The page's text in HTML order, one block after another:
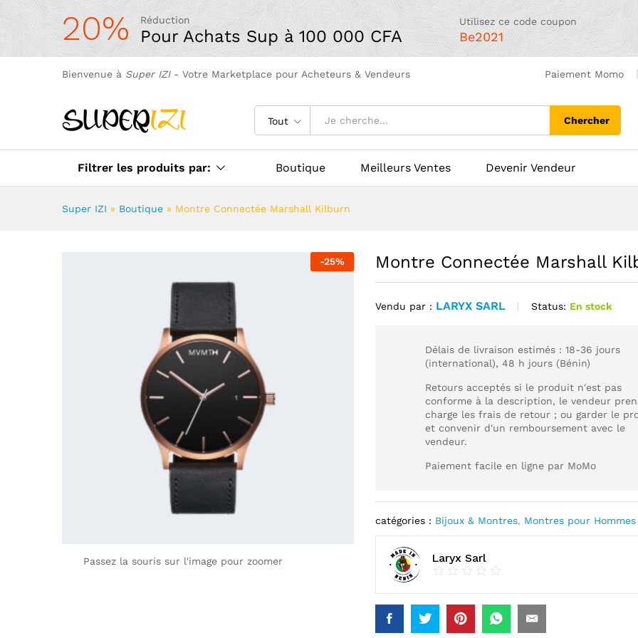
20% Réduction
Pour Achats Sup à 100 000 CFA
Utilisez ce code coupon
Be2021
Bienvenue à Super IZI- Votre Marketplace pour Acheteurs & Vendeurs Paiement Momo
Tout Chercher
Filtrer les produits par: Boutique Meilleurs Ventes Devenir Vendeur
Super IZI » Boutique » Montre Connectée Marshall Kilburn
-25%
Passez la souris sur l'image pour zoomer
Montre Connectée Marshall
Vendu par : LARYX SARL Status: En stock
Délais de livraison estimés : 18-36 jours
(international), 48 h jours (Bénin)
Retours acceptés si le produit n'est pas
conforme à la description, le vendeur
charge les frais de retour ; ou garder le
et convenir d'un remboursement avec le
vendeur.
Paiement facile en ligne par MoMo
catégories : Bijoux & Montres, Montres pour Hommes
Laryx Sarl